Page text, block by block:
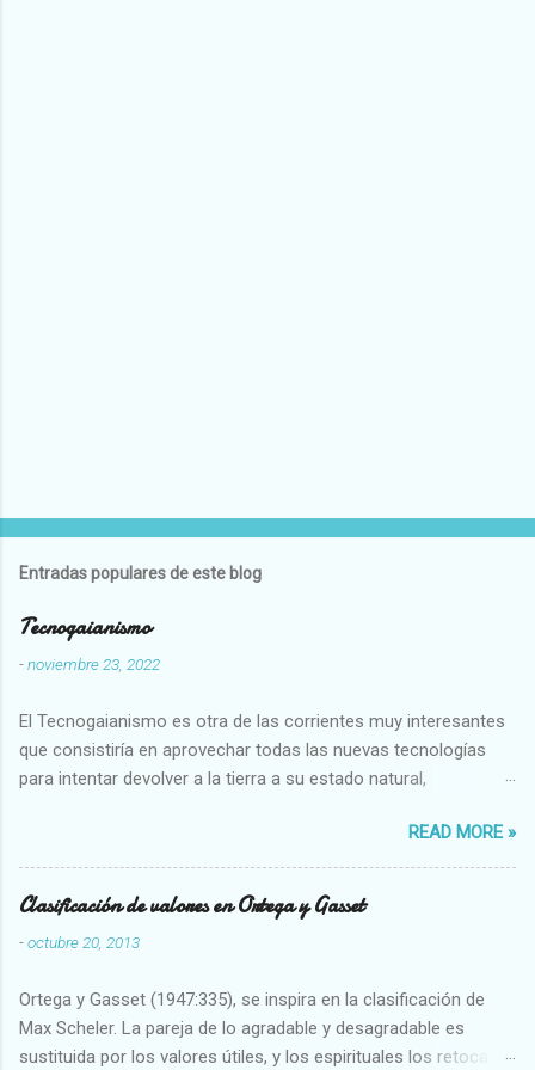
Entradas populares de este blog
Tecnogaianismo
-noviembre 23, 2022
El Tecnogaianismo es otra de las corrientes muy interesantes
que consistiría en aprovechar todas las nuevas tecnologías
para intentar devolver a la tierra a su estado natural,
READ MORE »
Clasificación de valores en Ortega y Gasset
-octubre 20, 2013
Ortega y Gasset (1947:335), se inspira en la clasificación de
Max Scheler. La pareja de lo agradable y desagradable es
sustituida por los valores útiles, y los espirituales los retoca.